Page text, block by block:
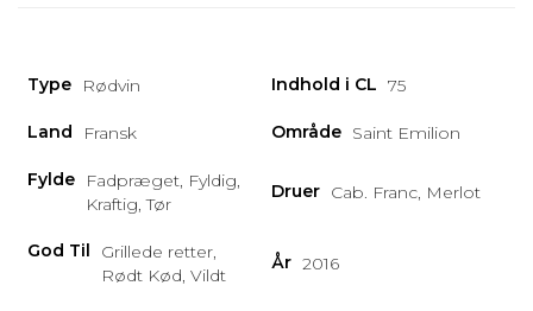
Type Rødvin Indhold i CL 75
Land Fransk Område Saint Emilion
Fylde
Fadpræget, Fyldig,
Kraftig, Tør
Druer Cab. Franc, Merlot
God Til
Grillede retter,
Rødt Kød, Vildt
År 2016